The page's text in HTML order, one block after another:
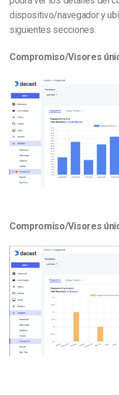
dispositivo/navegador y
siguientes secciones.
Compromiso/Visores
Compromiso/Visores